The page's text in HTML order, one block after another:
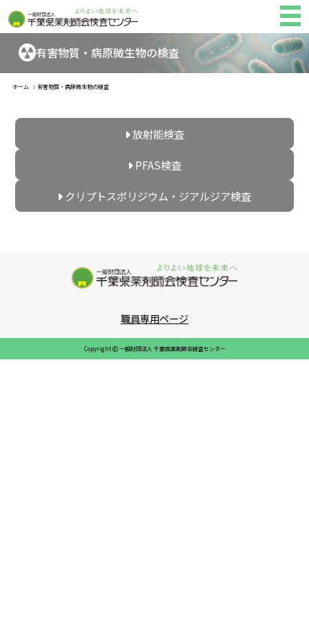
有害物質・病原微生物の検査
ホーム 有害物質・病原微生物の検査
放射能検査
PFAS検査
クリプトスポリジウム・ ジアルジア検査
職員専用ページ
Copyright 一般財団法人 千葉県薬剤師会検査センター